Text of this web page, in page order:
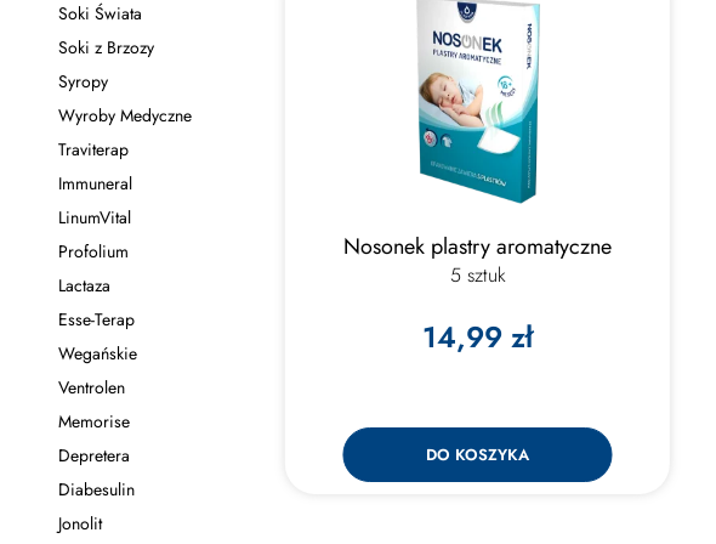
Soki Świata
Soki z Brzozy
Syropy
Wyroby Medyczne
Traviterap
Immuneral
LinumVital
Profolium
Lactaza
Esse-Terap
Wegańskie
Ventrolen
Memorise
Depretera
Diabesulin
Jonolit
Nosonek plastry aromatyczne
5 sztuk
14,99 zł
DO KOSZYKA